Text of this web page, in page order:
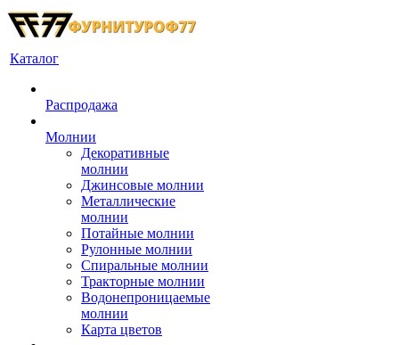
Каталог
Распродажа
Молнии
Декоративные
молнии
Джинсовые молнии
Металлические
молнии
Потайные молнии
Рулонные молнии
Спиральные молнии
Тракторные молнии
Водонепроницаемые
молнии
Карта цветов